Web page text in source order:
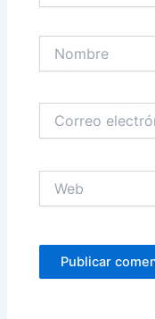
electrónico